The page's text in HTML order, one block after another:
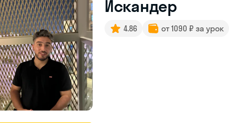
Искандер
4.86 от 1090 ₽ за урок